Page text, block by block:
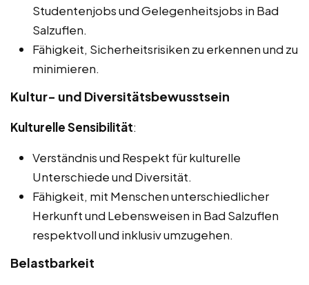
Studentenjobs und Gelegenheitsjobs in Bad
Salzuflen.
Fähigkeit, Sicherheitsrisiken zu erkennen und zu
minimieren.
Kultur- und Diversitätsbewusstsein
Kulturelle Sensibilität:
Verständnis und Respekt für kulturelle
Unterschiede und Diversität.
Fähigkeit, mit Menschen unterschiedlicher
Herkunft und Lebensweisen in Bad Salzuflen
respektvoll und inklusiv umzugehen.
Belastbarkeit